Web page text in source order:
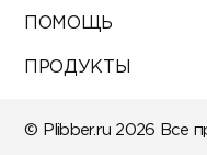
ПОМОЩЬ
ПРОДУКТЫ
© Plibber.ru 2026 Все